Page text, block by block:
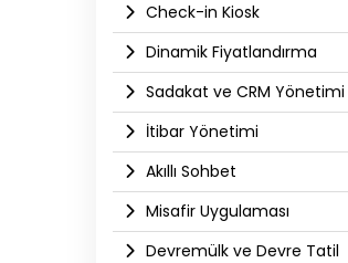
Check-in Kiosk
Dinamik Fiyatlandırma
Sadakat ve CRM Yönetimi
İtibar Yönetimi
Akıllı Sohbet
Misafir Uygulaması
Devremülk ve Devre Tatil